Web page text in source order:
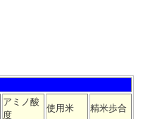
アミノ酸
度
使用米 精米歩合